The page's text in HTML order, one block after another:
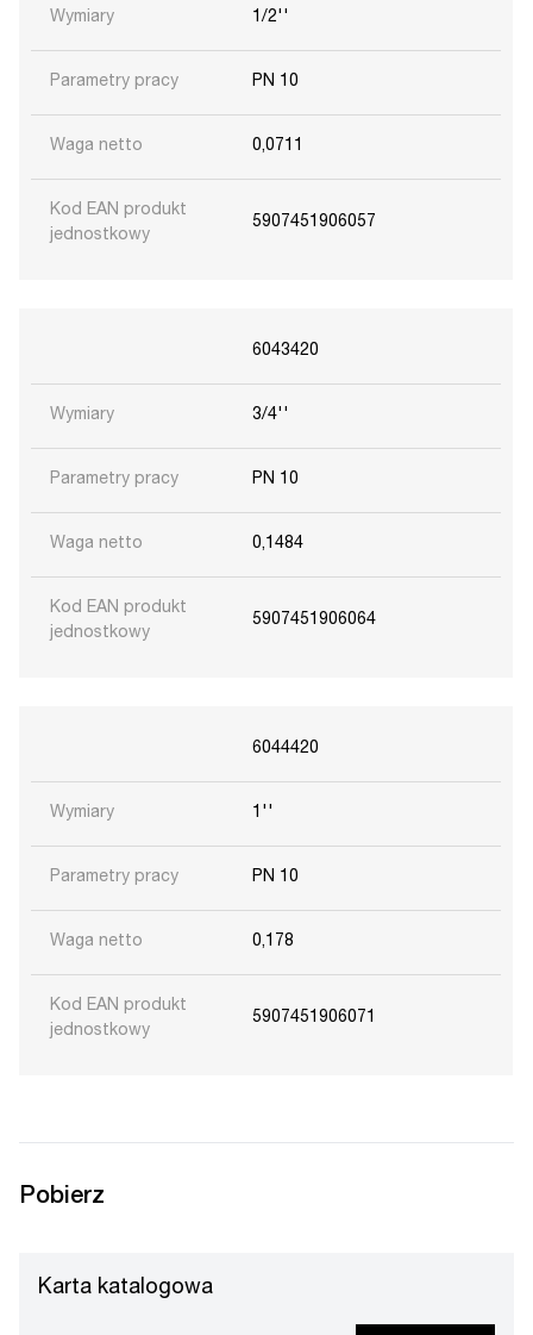
Wymiary 1/2''
Parametry pracy PN 10
Waga netto 0,0711
Kod EAN produkt
jednostkowy
5907451906057
6043420
Wymiary 3/4''
Parametry pracy PN 10
Waga netto 0,1484
Kod EAN produkt
jednostkowy
5907451906064
6044420
Wymiary 1''
Parametry pracy PN 10
Waga netto 0,178
Kod EAN produkt
jednostkowy
5907451906071
Pobierz
Karta katalogowa